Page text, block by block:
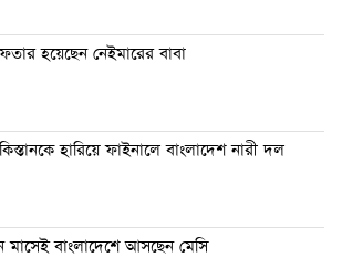
হয়েছেন নেইমারের বাবা
হারিয়ে ফাইনালে বাংলাদেশ নারী দল
মাসেই বাংলাদেশে আসছেন মেসি